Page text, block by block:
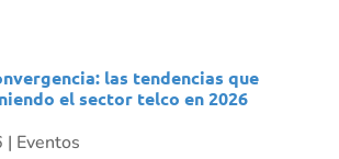
las tendencias que
el sector telco en 2026
| Eventos